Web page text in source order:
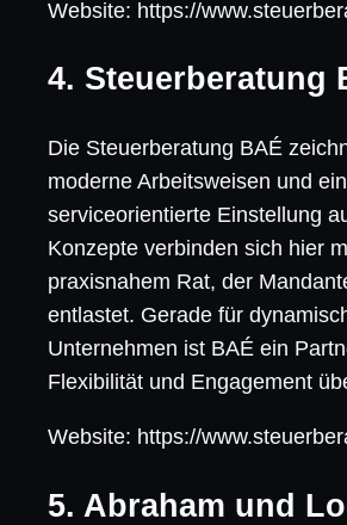
Website: https://
4. Steuerberatung
Die Steuerberatung BAÉ
moderne Arbeitsweisen und
serviceorientierte Einstellung
Konzepte verbinden sich hier
praxisnahem Rat, der
entlastet. Gerade für
Unternehmen ist BAÉ ein
Flexibilität und Engagement
Website: https://
5. Abraham und